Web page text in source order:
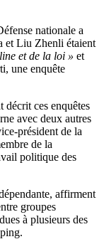
nationale a
et Liu Zhenli étaient
et de la loi » et
une enquête
décrit ces enquêtes
avec deux autres
président de la
de la
politique des
affirment
groupes
à plusieurs des